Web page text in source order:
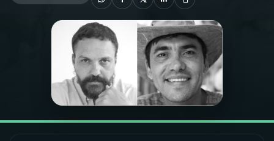
PROGRAMAÇÃO
PROGRAMAS
PODCASTS